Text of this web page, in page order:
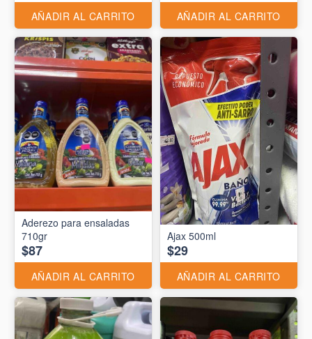
AÑADIR AL CARRITO AÑADIR AL CARRITO
Aderezo para ensaladas
710gr
$87
AÑADIR AL CARRITO
Ajax 500ml
$29
AÑADIR AL CARRITO